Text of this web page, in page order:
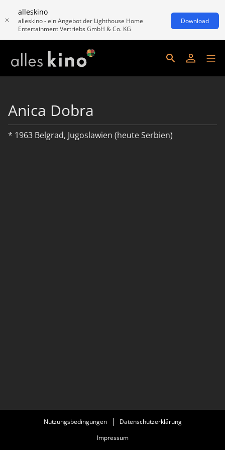
alleskino
alleskino - ein Angebot der Lighthouse Home
Entertainment Vertriebs GmbH & Co. KG
Download
Anica Dobra
* 1963 Belgrad, Jugoslawien (heute Serbien)
Nutzungsbedingungen
Datenschutzerklärung
Impressum